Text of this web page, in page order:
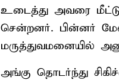
உடைத்து அவரை
சென்றனர். பின்னர் மேல்
மருத்துவமனையில்
அங்கு தொடர்ந்து